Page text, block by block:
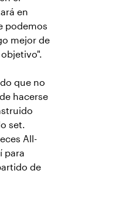
en
podemos
mejor de
que no
hacerse
set.
All-
para
de